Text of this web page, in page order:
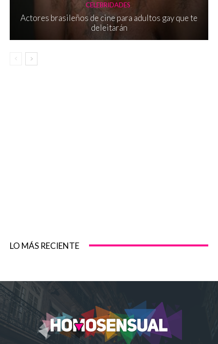
CELEBRIDADES
Actores brasileños de cine para adultos gay que te
deleitarán
LO MÁS RECIENTE